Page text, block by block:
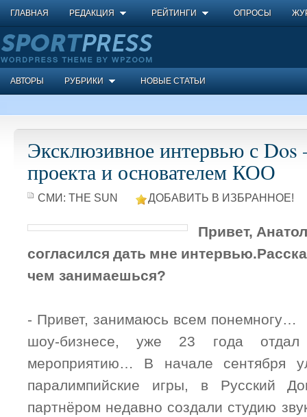
ГЛАВНАЯ РЕДАКЦИЯ РЕЙТИНГИ ОПРОСЫ
АВТОРЫ РУБРИКИ НОВЫЕ СТАТЬИ
Эксклюзивное интервью с Dos
проекта и основателем КОО
СМИ: THE SUN ДОБАВИТЬ В ИЗБРАННОЕ!
Привет,
согласился дать мне интервью.
чем занимаешься?
- Привет, занимаюсь всем понемногу…
шоу-бизнесе, уже 23 года
мероприятию… В начале сентября
паралимпийские игры, в Русский
партнёром недавно создали студию